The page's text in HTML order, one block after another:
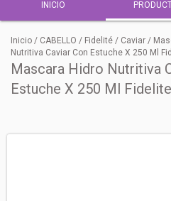
INICIO
Inicio / CABELLO / Fidelité / Caviar /
Nutritiva Caviar Con Estuche X 250 Ml
Mascara Hidro Nutritiva
Estuche X 250 Ml Fidelite